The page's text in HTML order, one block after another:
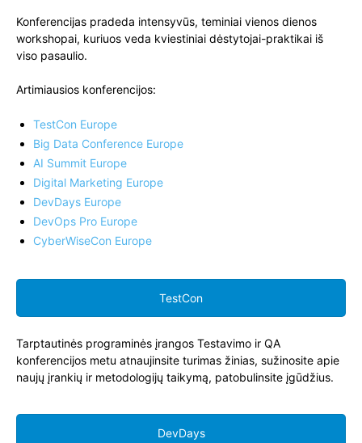
Konferencijas pradeda intensyvūs, teminiai vienos dienos
workshopai, kuriuos veda kviestiniai dėstytojai-praktikai iš
viso pasaulio.
Artimiausios konferencijos:
TestCon Europe
Big Data Conference Europe
AI Summit Europe
Digital Marketing Europe
DevDays Europe
DevOps Pro Europe
CyberWiseCon Europe
TestCon
Tarptautinės programinės įrangos Testavimo ir QA
konferencijos metu atnaujinsite turimas žinias, sužinosite apie
naujų įrankių ir metodologijų taikymą, patobulinsite įgūdžius.
DevDays